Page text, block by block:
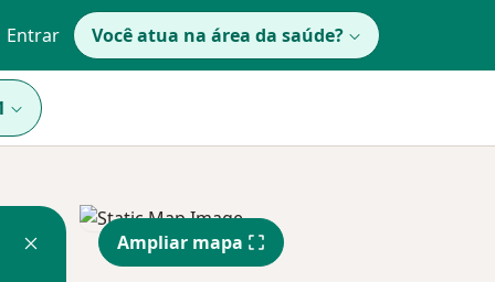
Entrar Você atua na área da saúde?
Ampliar mapa